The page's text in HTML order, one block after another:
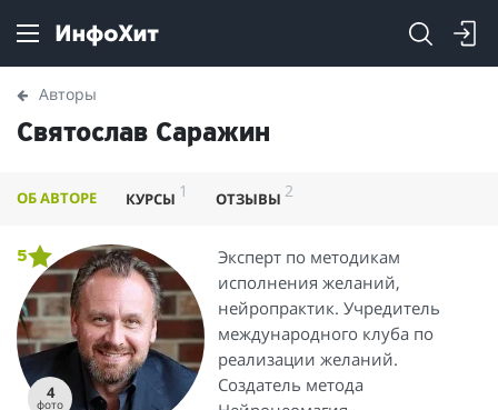
Авторы
Святослав Саражин
ОБ АВТОРЕ КУРСЫ 1 ОТЗЫВЫ 2
4
фото
5
Эксперт по методикам
исполнения желаний,
нейропрактик. Учредитель
международного клуба по
реализации желаний.
Создатель метода